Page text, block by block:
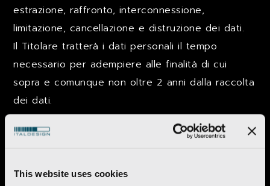
This website uses cookies
estrazione, raffronto, interconnessione,
limitazione, cancellazione e distruzione dei dati.
Il Titolare tratterà i dati personali il tempo
necessario per adempiere alle finalità di cui
sopra e comunque non oltre 2 anni dalla raccolta
dei dati.
5. Accesso ai dati
finalità di cui all’art. 3 ai seguenti destinatari: